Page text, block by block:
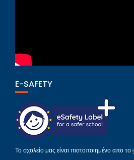
E-SAFETY
Το σχολείο μας είναι πιστοποιημένο απο το